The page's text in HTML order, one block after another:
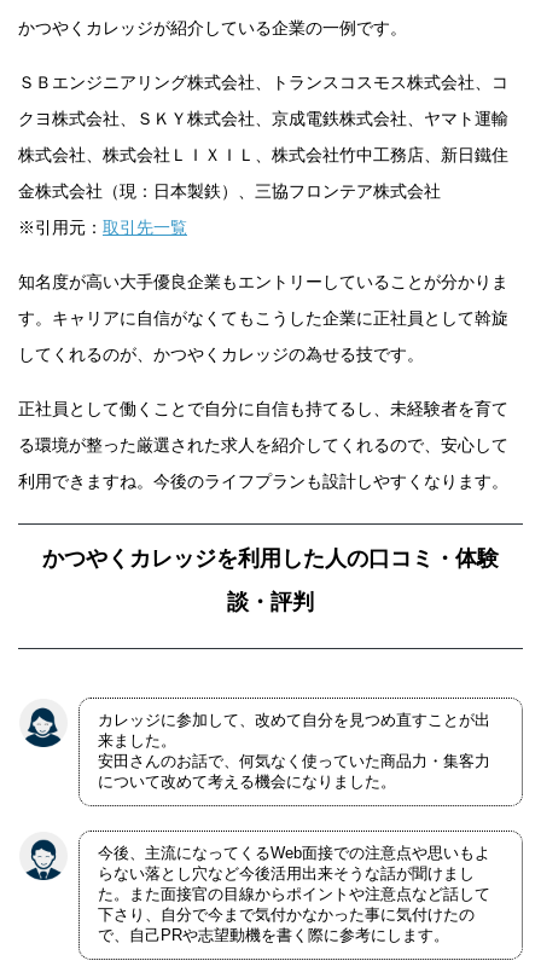
かつやくカレッジが紹介している企業の一例です。
ＳＢエンジニアリング株式会社、トランスコスモス株式会社、コ
クヨ株式会社、ＳＫＹ株式会社、京成電鉄株式会社、ヤマト運輸
株式会社、株式会社ＬＩＸＩＬ、株式会社竹中工務店、新日鐵住
金株式会社（現：日本製鉄）、三協フロンテア株式会社
※引用元： 取引先一覧
知名度が高い大手優良企業もエントリーしていることが分かりま
す。キャリアに自信がなくてもこうした企業に正社員として斡旋
してくれるのが、かつやくカレッジの為せる技です。
正社員として働くことで自分に自信も持てるし、未経験者を育て
る環境が整った厳選された求人を紹介してくれるので、安心して
利用できますね。今後のライフプランも設計しやすくなります。
かつやくカレッジを利用した人の口コミ・体験
談・評判
カレッジに参加して、改めて自分を見つめ直すことが出
来ました。
安田さんのお話で、何気なく使っていた商品力・集客力
について改めて考える機会になりました。
今後、主流になってくるWeb面接での注意点や思いもよ
らない落とし穴など今後活用出来そうな話が聞けまし
た。また面接官の目線からポイントや注意点など話して
下さり、自分で今まで気付かなかった事に気付けたの
で、自己PRや志望動機を書く際に参考にします。